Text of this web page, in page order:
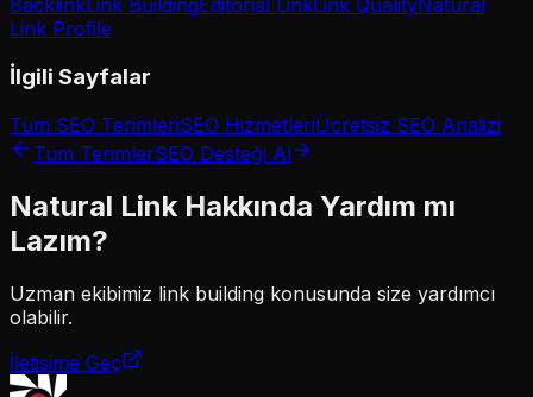
BacklinkLink BuildingEditorial LinkLink QualityNatural
Link Profile
İlgili Sayfalar
Tüm SEO TerimleriSEO HizmetleriÜcretsiz SEO Analizi
Tüm TerimlerSEO Desteği Al
Natural Link Hakkında Yardım mı
Lazım?
Uzman ekibimiz link building konusunda size yardımcı
olabilir.
İletişime Geç